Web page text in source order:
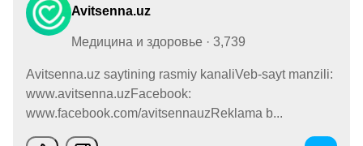
Avitsenna.uz
Медицина и здоровье · 3,739
Avitsenna.uz saytining rasmiy kanaliVeb-sayt manzili:
www.avitsenna.uzFacebook:
www.facebook.com/avitsennauzReklama b...